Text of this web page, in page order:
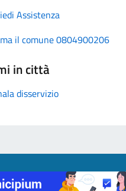
Assistenza
il comune 0804900206
in città
disservizio